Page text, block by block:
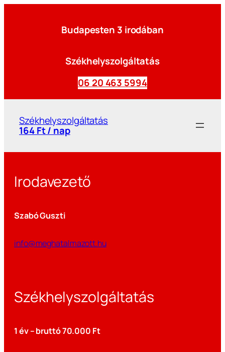
Budapesten 3 irodában
Székhelyszolgáltatás
06 20 463 5994
Székhelyszolgáltatás
164 Ft / nap
Irodavezető
Szabó Guszti
info@meghatalmazott.hu
Székhelyszolgáltatás
1 év – bruttó 70.000 Ft